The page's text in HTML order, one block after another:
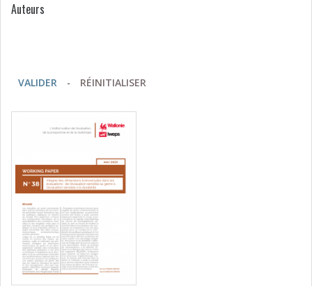
Auteurs
VALIDER - RÉINITIALISER